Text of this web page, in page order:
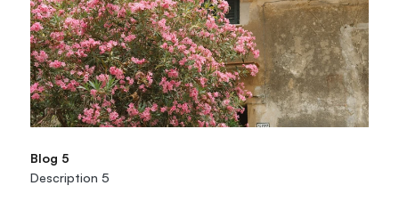
Blog 5
Description 5